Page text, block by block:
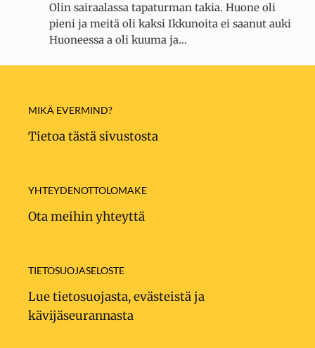
Olin sairaalassa tapaturman takia. Huone oli
pieni ja meitä oli kaksi Ikkunoita ei saanut auki
Huoneessa a oli kuuma ja…
MIKÄ EVERMIND?
Tietoa tästä sivustosta
YHTEYDENOTTOLOMAKE
Ota meihin yhteyttä
TIETOSUOJASELOSTE
Lue tietosuojasta, evästeistä ja
kävijäseurannasta